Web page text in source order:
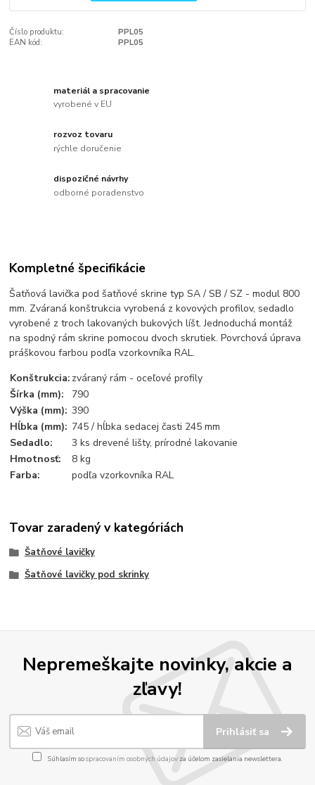
Číslo produktu:
PPL05
EAN kód:
PPL05
materiál a spracovanie
vyrobené v EU
rozvoz tovaru
rýchle doručenie
dispozičné návrhy
odborné poradenstvo
Kompletné špecifikácie
Šatňová lavička pod šatňové skrine typ SA / SB / SZ - modul 800
mm. Zváraná konštrukcia vyrobená z kovových profilov, sedadlo
vyrobené z troch lakovaných bukových líšt. Jednoduchá montáž
na spodný rám skrine pomocou dvoch skrutiek. Povrchová úprava
práškovou farbou podľa vzorkovníka RAL.
Konštrukcia: zváraný rám - oceľové profily
Šírka (mm):
790
Výška (mm): 390
Hĺbka (mm): 745 / hĺbka sedacej časti 245 mm
Sedadlo:
3 ks drevené lišty, prírodné lakovanie
Hmotnosť:
8 kg
Farba:
podľa vzorkovníka RAL
Tovar zaradený v kategóriách
Šatňové lavičky
Šatňové lavičky pod skrinky
Nepremeškajte novinky, akcie a
zľavy!
Prihlásiť sa
Súhlasím sospracovaním osobných údajov za účelom zasielania newslettera.